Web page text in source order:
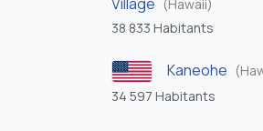
(Hawaii)
38 833 Habitants
Kaneohe
34 597 Habitants